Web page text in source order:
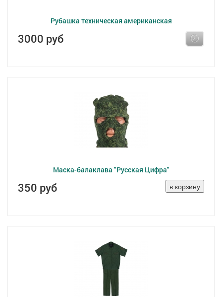
Рубашка техническая американская
3000 руб
Маска-балаклава "Русская Цифра"
350 руб